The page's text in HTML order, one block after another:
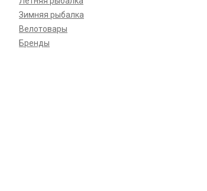
Зимняя рыбалка
Велотовары
Бренды